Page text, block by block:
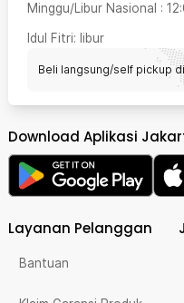
Minggu/Libur Nasional :
Idul Fitri: libur
Beli langsung/self pickup
Download Aplikasi
Layanan Pelanggan
Bantuan